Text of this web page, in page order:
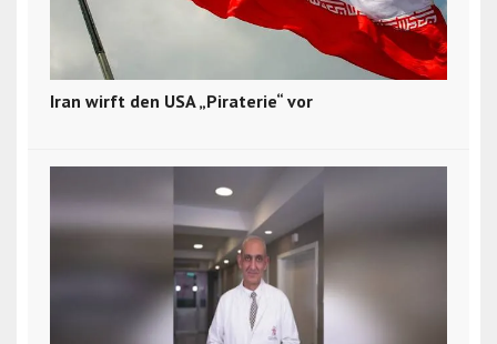
Iran wirft den USA „Piraterie“ vor